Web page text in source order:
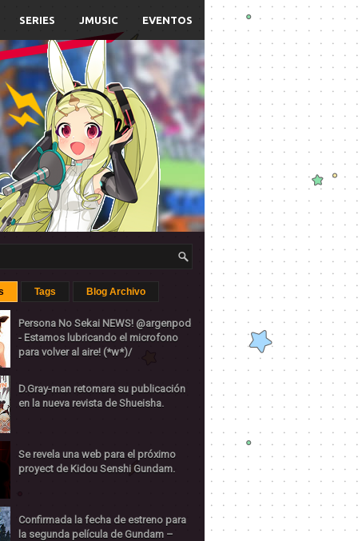
SERIES JMUSIC EVENTOS
Tags Blog Archivo
Persona No Sekai NEWS! @argenpod
- Estamos lubricando el microfono
para volver al aire! (*w*)/
D.Gray-man retomara su publicación
en la nueva revista de Shueisha.
Se revela una web para el próximo
proyect de Kidou Senshi Gundam.
Confirmada la fecha de estreno para
la segunda película de Gundam –